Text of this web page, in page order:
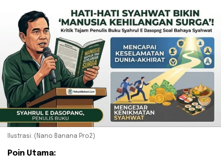
Ilustrasi. (Nano Banana Pro2)
Poin Utama: